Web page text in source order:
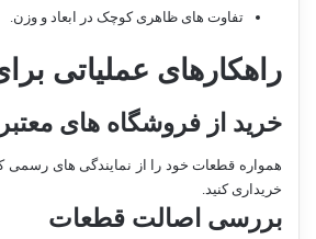
تفاوت های ظاهری کوچک در ابعاد و وزن.
راهکارهای عملیاتی
خرید از فروشگاه های معتبر
همواره قطعات خود را از نمایندگی های رسمی
خریداری کنید.
بررسی اصالت قطعات